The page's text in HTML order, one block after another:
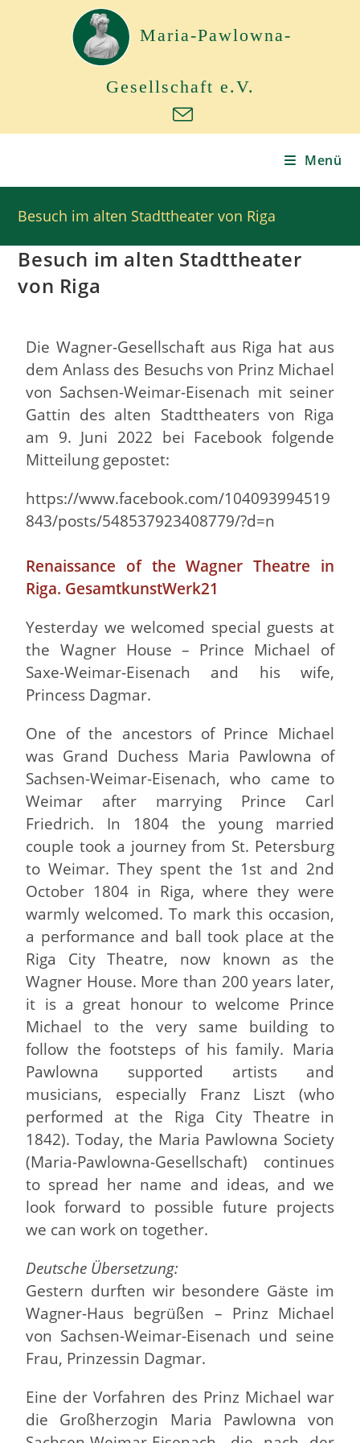
Maria-Pawlowna-
Gesellschaft e.V.
Menü
Besuch im alten Stadttheater von Riga
Besuch im alten Stadttheater
von Riga
Die Wagner-Gesellschaft aus Riga hat aus
dem Anlass des Besuchs von Prinz Michael
von Sachsen-Weimar-Eisenach mit seiner
Gattin des alten Stadttheaters von Riga
am 9. Juni 2022 bei Facebook folgende
Mitteilung gepostet:
https://www.facebook.com/104093994519
843/posts/548537923408779/?d=n
Renaissance of the Wagner Theatre in
Riga. GesamtkunstWerk21
Yesterday we welcomed special guests at
the Wagner House – Prince Michael of
Saxe-Weimar-Eisenach and his wife,
Princess Dagmar.
One of the ancestors of Prince Michael
was Grand Duchess Maria Pawlowna of
Sachsen-Weimar-Eisenach, who came to
Weimar after marrying Prince Carl
Friedrich. In 1804 the young married
couple took a journey from St. Petersburg
to Weimar. They spent the 1st and 2nd
October 1804 in Riga, where they were
warmly welcomed. To mark this occasion,
a performance and ball took place at the
Riga City Theatre, now known as the
Wagner House. More than 200 years later,
it is a great honour to welcome Prince
Michael to the very same building to
follow the footsteps of his family. Maria
Pawlowna supported artists and
musicians, especially Franz Liszt (who
performed at the Riga City Theatre in
1842). Today, the Maria Pawlowna Society
(Maria-Pawlowna-Gesellschaft) continues
to spread her name and ideas, and we
look forward to possible future projects
we can work on together.
Deutsche Übersetzung:
Gestern durften wir besondere Gäste im
Wagner-Haus begrüßen – Prinz Michael
von Sachsen-Weimar-Eisenach und seine
Frau, Prinzessin Dagmar.
Eine der Vorfahren des Prinz Michael war
die Großherzogin Maria Pawlowna von